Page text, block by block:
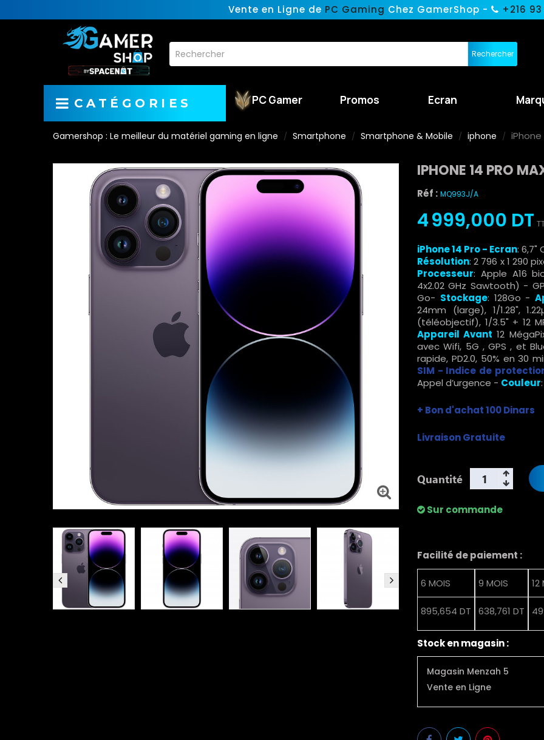
Vente en Ligne de PC Gaming Chez GamerShop - +216
Rechercher
CATÉGORIES PC Gamer Promos Ecran
Gamershop : Le meilleur du matériel gaming en ligne Smartphone Smartphone & Mobile iphone iPhone
IPHONE 14 PRO
Réf : MQ993J/A
4 999,000 DT
iPhone 14 Pro- Ecran: 6,7"
Résolution: 2 796 x 1 290
Processeur: Apple A16
4x2.02 GHz Sawtooth) -
Go- Stockage: 128Go -
24mm (large), 1/1.28",
(téléobjectif), 1/3.5" + 12
Appareil Avant 12
avec Wifi, 5G , GPS , et
rapide, PD2.0, 50% en 30
SIM - Indice de
Appel d’urgence - Couleur
+ Bon d'achat 100 Dinars
Livraison Gratuite
Quantité
Sur commande
Facilité de paiement :
6 MOIS
895,654 DT
9 MOIS
638,761 DT
12
Stock en magasin :
Magasin Menzah 5
Vente en Ligne